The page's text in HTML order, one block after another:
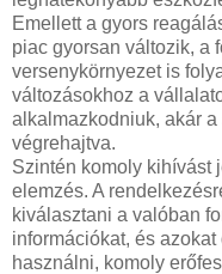
Emellett a gyors
piac gyorsan változik, a
versenykörnyezet is
változásokhoz a
alkalmazkodniuk, akár
végrehajtva.
Szintén komoly kihívást
elemzés. A
kiválasztani a valóban
információkat, és
használni, komoly